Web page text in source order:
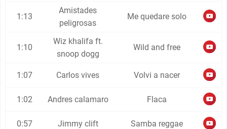
1:13
Amistades
peligrosas
Me quedare solo
1:10
Wiz khalifa ft.
snoop dogg
Wild and free
1:07 Carlos vives Volvi a nacer
1:02 Andres calamaro Flaca
0:57 Jimmy clift Samba reggae